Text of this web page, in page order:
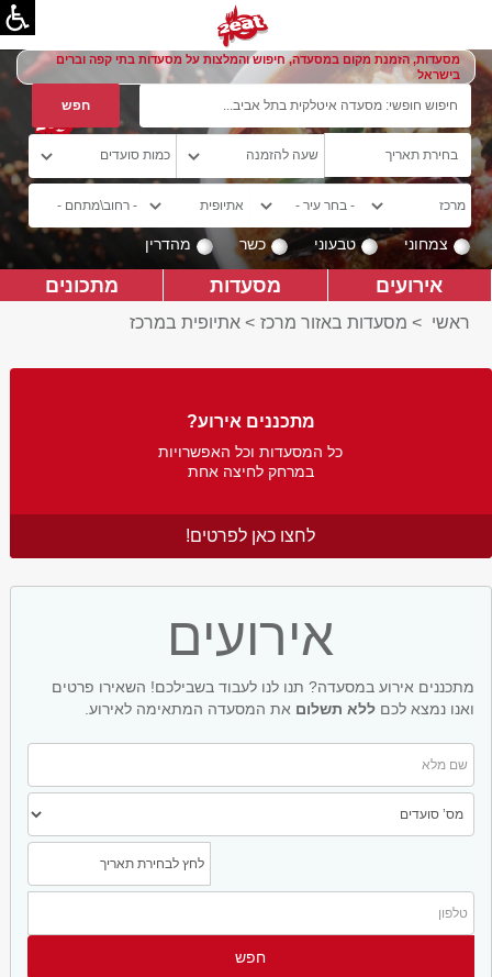
מסעדות, הזמנת מקום במסעדה, חיפוש והמלצות על מסעדות בתי קפה וברים
בישראל
צמחוני טבעוני כשר מהדרין
אירועים מסעדות מתכונים
ראשי > מסעדות באזור מרכז > אתיופית במרכז
מתכננים אירוע?
כל המסעדות וכל האפשרויות
במרחק לחיצה אחת
לחצו כאן לפרטים!
אירועים
מתכננים אירוע במסעדה? תנו לנו לעבוד בשבילכם! השאירו פרטים
ואנו נמצא לכם ללא תשלום את המסעדה המתאימה לאירוע.